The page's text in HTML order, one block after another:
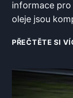
informace pro
oleje jsou
PŘEČTĚTE SI